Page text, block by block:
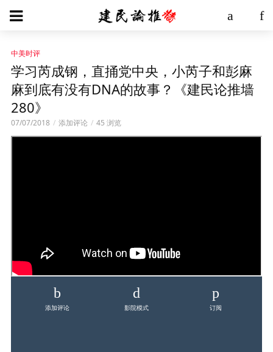
中美时评
学习芮成钢，直捅党中央，小芮子和彭麻
麻到底有没有DNA的故事？《建民论推墙
280》
07/07/2018 添加评论 45 浏览
添加评论 影院模式 订阅